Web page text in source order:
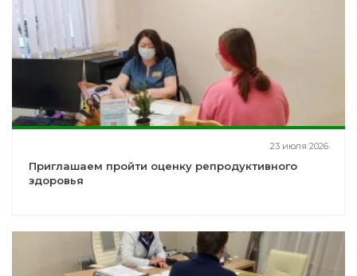
23 июля 2026
Приглашаем пройти оценку репродуктивного
здоровья